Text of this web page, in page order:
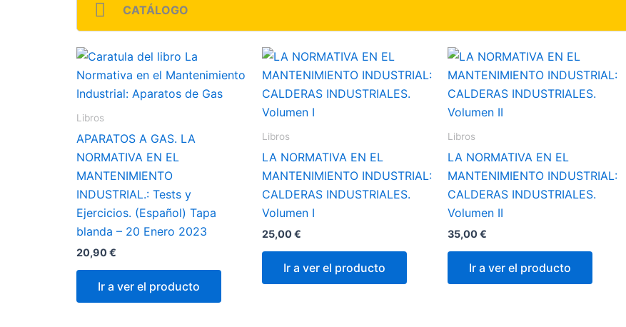
CATÁLOGO
Libros
APARATOS A GAS. LA
NORMATIVA EN EL
MANTENIMIENTO
INDUSTRIAL.: Tests y
Ejercicios. (Español) Tapa
blanda – 20 Enero 2023
20,90€
Ir a ver el producto
Libros
LA NORMATIVA EN EL
MANTENIMIENTO INDUSTRIAL:
CALDERAS INDUSTRIALES.
Volumen I
25,00€
Ir a ver el producto
Libros
LA NORMATIVA EN EL
MANTENIMIENTO INDUSTRIAL:
CALDERAS INDUSTRIALES.
Volumen II
35,00€
Ir a ver el producto